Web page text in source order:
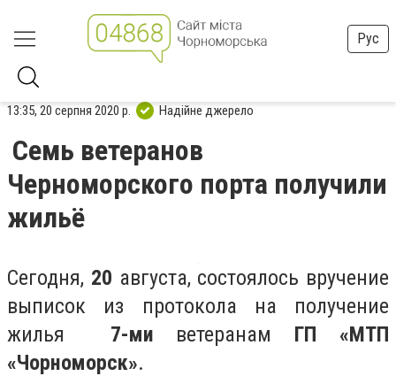
Рус
13:35, 20 серпня 2020 р. Надійне джерело
Семь ветеранов
Черноморского порта получили
жильё
Сегодня, 20 августа, состоялось вручение
выписок из протокола на получение
жилья 7-ми ветеранам ГП «МТП
«Чорноморск».